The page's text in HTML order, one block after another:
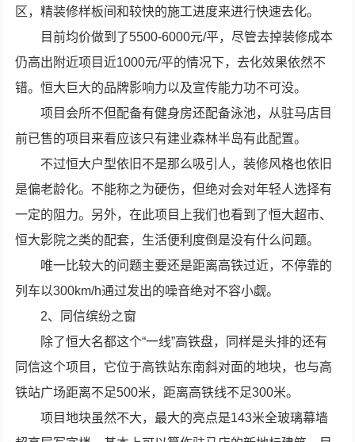
区，精装修样板间和较快的施工进度来进行快速去化。
目前均价做到了5500-6000元/平，尽管去掉装修成本
仍高出附近项目近1000元/平的情况下，去化效果依然不
错。恒大巨大的品牌影响力以及宣传能力功不可没。
项目会所不但配备有健身房还配备泳池，从驻马店目
前已售的项目来看应该只有建业森林半岛有此配置。
不过恒大户型依旧不是那么吸引人，装修风格也依旧
是偏老龄化。不能称之为硬伤，但绝对会对年轻人选择有
一定的阻力。另外，在此项目上我们也看到了恒大超市、
恒大影院之类的配套，生活便利度倒是没有什么问题。
唯一比较大的问题主要还是距离高铁过近，不停靠的
列车以300km/h通过发出的噪音绝对不容小觑。
2、同信缤纷之窗
除了恒大名都这个“一线”高铁盘，同样是头排的还有
同信这个项目，它位于高铁站东南斜对面的地块，也与高
铁站广场距离不足500米，距离高铁线不足300米。
项目地块虽然不大，最大的亮点是143米全玻璃幕墙